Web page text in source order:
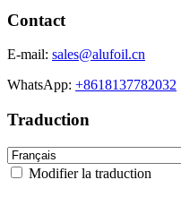
Contact
E-mail: sales@alufoil.cn
WhatsApp: +8618137782032
Traduction
Modifier la traduction